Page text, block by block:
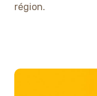
région.